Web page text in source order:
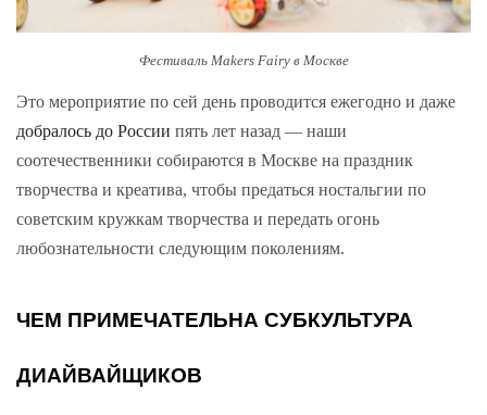
Фестиваль Makers Fairy в Москве
Это мероприятие по сей день проводится ежегодно и даже
добралось до России пять лет назад — наши
соотечественники собираются в Москве на праздник
творчества и креатива, чтобы предаться ностальгии по
советским кружкам творчества и передать огонь
любознательности следующим поколениям.
ЧЕМ ПРИМЕЧАТЕЛЬНА СУБКУЛЬТУРА
ДИАЙВАЙЩИКОВ